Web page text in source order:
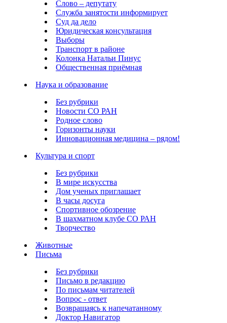
Слово – депутату
Служба занятости информирует
Суд да дело
Юридическая консультация
Выборы
Транспорт в районе
Колонка Натальи Пинус
Общественная приёмная
Наука и образование
Без рубрики
Новости СО РАН
Родное слово
Горизонты науки
Инновационная медицина – рядом!
Культура и спорт
Без рубрики
В мире искусства
Дом ученых приглашает
В часы досуга
Спортивное обозрение
В шахматном клубе СО РАН
Творчество
Животные
Письма
Без рубрики
Письмо в редакцию
По письмам читателей
Вопрос - ответ
Возвращаясь к напечатанному
Доктор Навигатор